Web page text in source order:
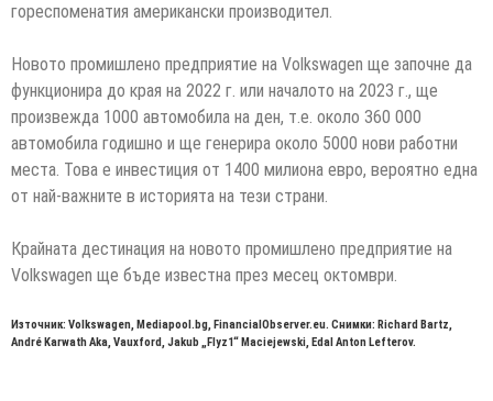
гореспоменатия американски производител.
Новото промишлено предприятие на Volkswagen ще започне да
функционира до края на 2022 г. или началото на 2023 г., ще
произвежда 1000 автомобила на ден, т.е. около 360 000
автомобила годишно и ще генерира около 5000 нови работни
места. Това е инвестиция от 1400 милиона евро, вероятно една
от най-важните в историята на тези страни.
Крайната дестинация на новото промишлено предприятие на
Volkswagen ще бъде известна през месец октомври.
Източник: Volkswagen, Mediapool.bg, FinancialObserver.eu. Снимки: Richard Bartz,
André Karwath Aka, Vauxford, Jakub „Flyz1“ Maciejewski, Edal Anton Lefterov.